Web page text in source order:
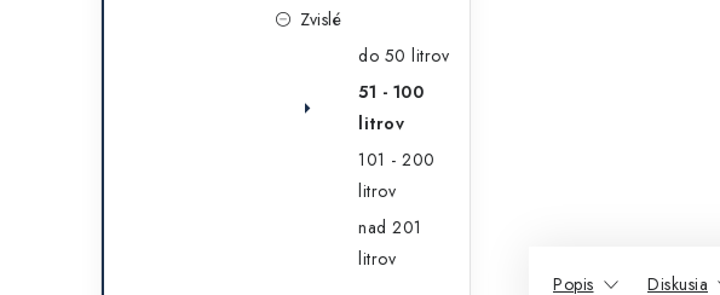
Zvislé
do 50 litrov
51 - 100
litrov
101 - 200
litrov
nad 201
litrov
Popis Diskusia